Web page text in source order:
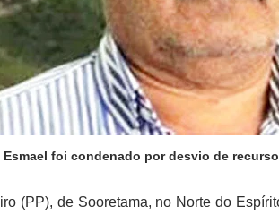
Esmael foi condenado por desvio de
(PP), de Sooretama, no Norte do